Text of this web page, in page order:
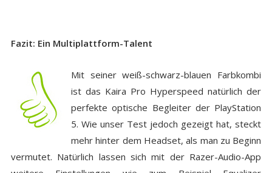
Fazit: Ein Multiplattform-Talent
Mit seiner weiß-schwarz-blauen Farbkombi
ist das Kaira Pro Hyperspeed natürlich der
perfekte optische Begleiter der PlayStation
5. Wie unser Test jedoch gezeigt hat, steckt
mehr hinter dem Headset, als man zu Beginn
vermutet. Natürlich lassen sich mit der Razer-Audio-App